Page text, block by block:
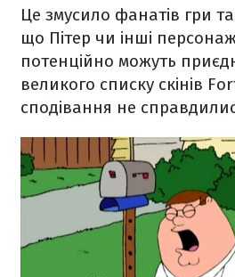
Це змусило фанатів гри
що Пітер чи інші
потенційно можуть
великого списку скінів
сподівання не